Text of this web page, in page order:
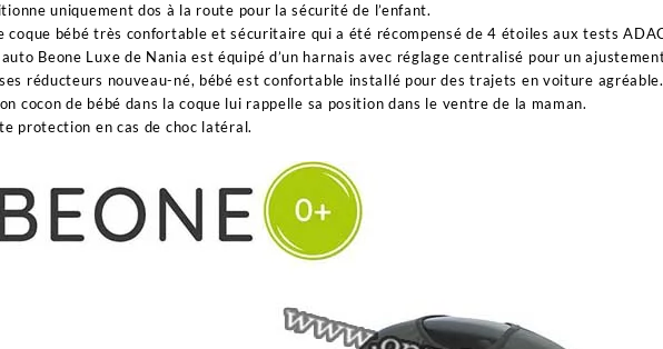
uniquement dos à la route pour la sécurité de l’enfant.
coque bébé très confortable et sécuritaire qui a été récompensé de 4 étoiles aux tests
Beone Luxe de Nania est équipé d’un harnais avec réglage centralisé pour un
réducteurs nouveau-né, bébé est confortable installé pour des trajets en voiture agréable.
cocon de bébé dans la coque lui rappelle sa position dans le ventre de la maman.
protection en cas de choc latéral.